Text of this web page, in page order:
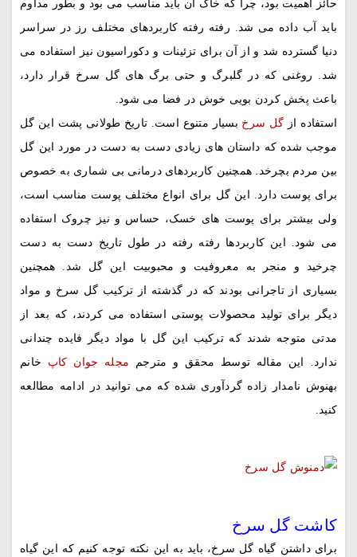
حائز اهمیت بود، چرا که خاک آن باید مناسب می بود و بطور مداوم
باید آب داده می شد. رفته رفته کاربردهای مختلف رز در سراسر
دنیا گسترده شد و از آن برای تزئینات و دکوراسیون نیز استفاده می
شد. روغنی که در گلبرگ و حتی برگ های گل سرخ قرار دارد،
باعث پخش کردن بویی خوش در فضا می شود.
استفاده از گل سرخ بسیار متنوع است. تاریخ طولانی پشت این گل
موجب شده که داستان های زیادی دست به دست در مورد این گل
بین مردم بچرخد. همچنین کاربردهای درمانی بی شماری به خصوص
برای پوست دارد. این گل برای انواع مختلف پوست مناسب است،
ولی بیشتر برای پوست های خسک، حساس و نیز چروک استفاده
می شود. این کاربردها رفته رفته در طول تاریخ دست به دست
چرخید و منجر به معروفیت و محبوبیت این گل شد. همچنین
بسیاری از تاجرانی بودند که در گذشته از ترکیب گل سرخ و مواد
دیگر برای تولید محصولات پوستی استفاده می کردند، که بعد از
مدتی متوجه شدند که ترکیب این گل با مواد دیگر فایده چندانی
ندارد. این مقاله توسط محقق و مترجم مجله جوان کاپ خانم
بهنوش نامدار زاده گردآوری شده که می توانید در ادامه مطالعه
کنید.
کاشت گل سرخ
برای داشتن گیاه گل سرخ، باید به این نکته توجه کنیم که این گیاه